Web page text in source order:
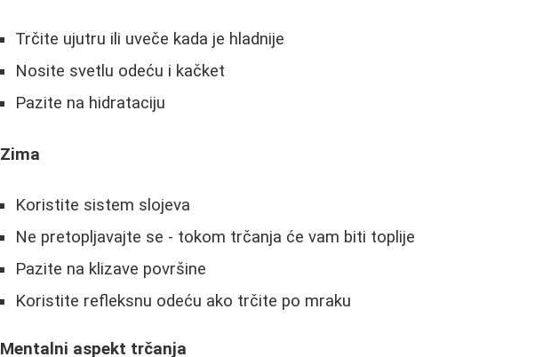
Trčite ujutru ili uveče kada je hladnije
Nosite svetlu odeću i kačket
Pazite na hidrataciju
Zima
Koristite sistem slojeva
Ne pretopljavajte se - tokom trčanja će vam biti toplije
Pazite na klizave površine
Koristite refleksnu odeću ako trčite po mraku
Mentalni aspekt trčanja